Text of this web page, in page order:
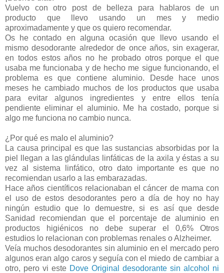
Vuelvo con otro post de belleza para hablaros de un
producto que llevo usando un mes y medio
aproximadamente y que os quiero recomendar.
Os he contado en alguna ocasión que llevo usando el
mismo desodorante alrededor de once años, sin exagerar,
en todos estos años no he probado otros porque el que
usaba me funcionaba y de hecho me sigue funcionando, el
problema es que contiene aluminio. Desde hace unos
meses he cambiado muchos de los productos que usaba
para evitar algunos ingredientes y entre ellos tenía
pendiente eliminar el aluminio. Me ha costado, porque si
algo me funciona no cambio nunca.
¿Por qué es malo el aluminio?
La causa principal es que las sustancias absorbidas por la
piel llegan a las glándulas linfáticas de la axila y éstas a su
vez al sistema linfático, otro dato importante es que no
recomiendan usarlo a las embarazadas.
Hace años científicos relacionaban el cáncer de mama con
el uso de estos desodorantes pero a día de hoy no hay
ningún estudio que lo demuestre, si es así que desde
Sanidad recomiendan que el porcentaje de aluminio en
productos higiénicos no debe superar el 0,6% Otros
estudios lo relacionan con problemas renales o Alzheimer.
Veía muchos desodorantes sin aluminio en el mercado pero
algunos eran algo caros y seguía con el miedo de cambiar a
otro, pero vi este Dove Original desodorante sin alcohol ni